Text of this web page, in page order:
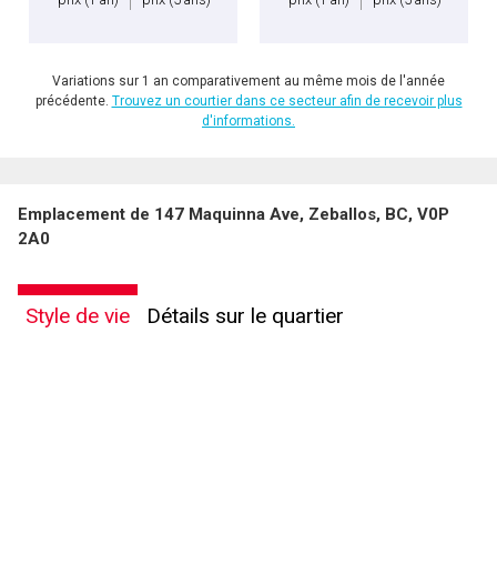
Variations sur 1 an comparativement au même mois de l'année
précédente. Trouvez un courtier dans ce secteur afin de recevoir plus
d'informations.
Emplacement de 147 Maquinna Ave, Zeballos, BC, V0P
2A0
Style de vie Détails sur le quartier